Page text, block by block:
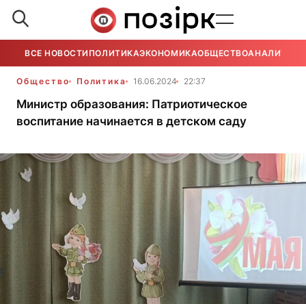
ВСЕ НОВОСТИ ПОЛИТИКАЭКОНОМИКАОБЩЕСТВОАНАЛИТИКА
Общество Политика 16.06.2024 22:37
Министр образования: Патриотическое
воспитание начинается в детском саду